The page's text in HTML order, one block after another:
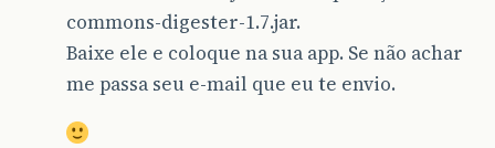
outputStream.
}
commons-digester-1.7.jar.
Baixe ele e coloque na sua app. Se não achar
me passa seu e-mail que eu te envio.